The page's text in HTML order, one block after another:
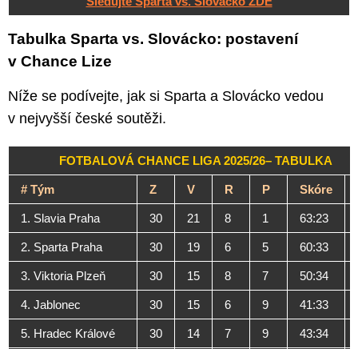
Tabulka Sparta vs. Slovácko: postavení
v Chance Lize
Níže se podívejte, jak si Sparta a Slovácko vedou
v nejvyšší české soutěži.
FOTBALOVÁ CHANCE LIGA 2025/26– TABULKA
# Tým Z V R P Skóre
1. Slavia Praha 30 21 8 1 63:23
2. Sparta Praha 30 19 6 5 60:33
3. Viktoria Plzeň 30 15 8 7 50:34
4. Jablonec 30 15 6 9 41:33
5. Hradec Králové 30 14 7 9 43:34